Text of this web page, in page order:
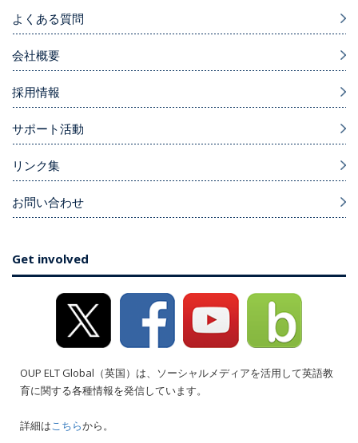
よくある質問
会社概要
採用情報
サポート活動
リンク集
お問い合わせ
Get involved
OUP ELT Global（英国）は、ソーシャルメディアを活用して英語教
育に関する各種情報を発信しています。
詳細はこちらから。